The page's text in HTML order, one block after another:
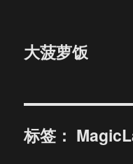
大菠萝饭
标签：